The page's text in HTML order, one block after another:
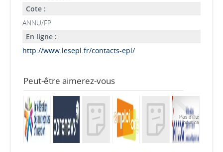
Cote :
ANNU/FP
En ligne :
http://www.lesepl.fr/contacts-epl/
Peut-être aimerez-vous